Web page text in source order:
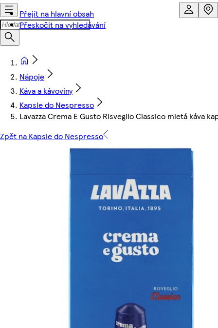
Přejít na hlavní obsah
Přeskočit na vyhledávání
Nápoje
Káva a kávoviny
Kapsle do Nespresso
Lavazza Crema E Gusto Risveglio Classico mletá káva
Zpět na Kapsle do Nespresso